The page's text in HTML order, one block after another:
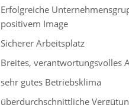
Erfolgreiche
positivem Image
Sicherer Arbeitsplatz
Breites, verantwortungsvolles
sehr gutes Betriebsklima
überdurchschnittliche